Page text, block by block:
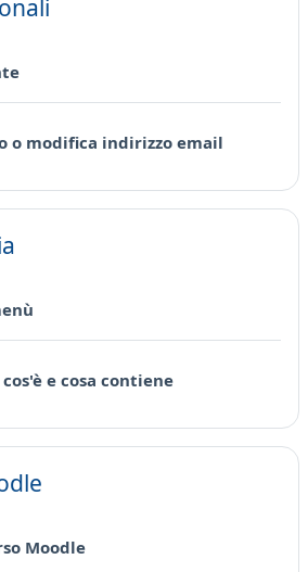
Pagina
o modifica indirizzo email
e cosa contienePagina
MoodlePagina